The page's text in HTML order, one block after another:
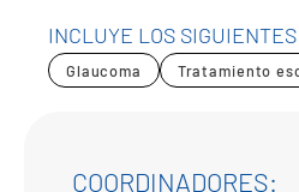
INCLUYE LOS
Glaucoma Tratamiento
COORDINADORES: